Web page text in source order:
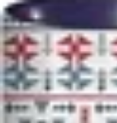
Culture Critique
ArtTendances
Culture